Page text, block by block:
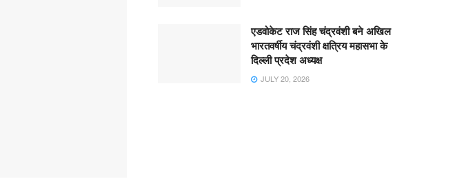
एडवोकेट राज सिंह चंद्रवंशी बने अखिल
भारतवर्षीय चंद्रवंशी क्षत्रिय महासभा के
दिल्ली प्रदेश अध्यक्ष
JULY 20, 2026